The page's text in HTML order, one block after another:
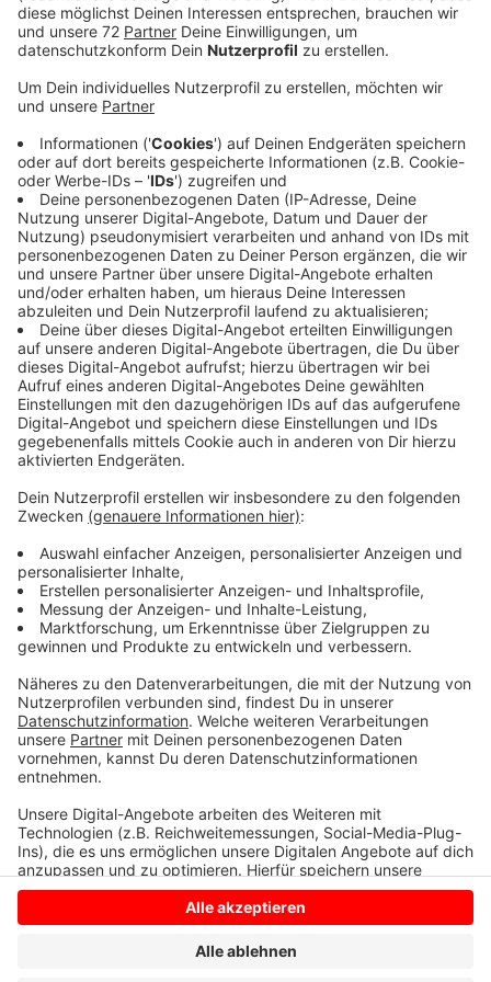
Er fragt, wann die Straße fertig wird. Auf unsere
der viele Regen in den vergangenen Monaten die
aber wieder voran ... nach den Verzögerungen durch zu
viel Regen in den vergangenen Monaten passiert hier
aktuell so einiges, sagt der zuständige Landesbetrieb
auf Nachfrage. Im Bereich der zukünftigen
Anschlussstelle Merfeld laufen Erdarbeiten gerade
auf Hochtouren. Täglich kämen bis zu 130 LKW-
Ladungen Boden an. Allerdings gelte es den
einzubauenden Boden wegen des Regens mit einem
Kalk-Zement-Gemisch zu verbessern. Das koste Zeit.
Ab ca. Mitte August soll dann der neue Kreisverkehr an
der Anschlussstelle Merfeld entstehen - erste Autos
sollen Stand jetzt Ende Oktober durchfahren. Der
Abschnitt B474 bis nach Merfeld soll bis zum
Jahresende fertig werden. Danach folgen nur noch ein
paar kleine Restarbeiten nebenbei - Markierungen
aufmalen und Schutzplanken setzen. Parallel wird
gerade schon am neuen Mitfahrerparkplatz an der
Anschlussstelle Merfeld gearbeitet - und Arbeiten für
zwei Brückenbauwerke sind angelaufen.
Anzeige